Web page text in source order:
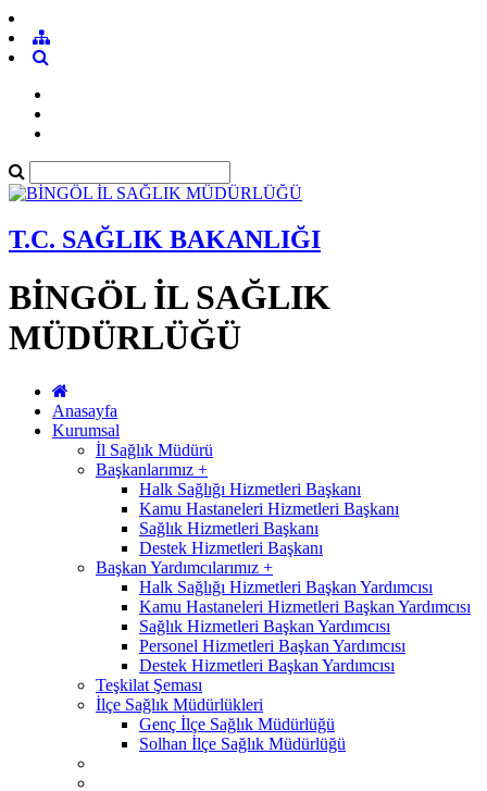
T.C. SAĞLIK BAKANLIĞI
BİNGÖL İL SAĞLIK
MÜDÜRLÜĞÜ
Anasayfa
Kurumsal
İl Sağlık Müdürü
Başkanlarımız +
Halk Sağlığı Hizmetleri Başkanı
Kamu Hastaneleri Hizmetleri Başkanı
Sağlık Hizmetleri Başkanı
Destek Hizmetleri Başkanı
Başkan Yardımcılarımız +
Halk Sağlığı Hizmetleri Başkan Yardımcısı
Kamu Hastaneleri Hizmetleri Başkan Yardımcısı
Sağlık Hizmetleri Başkan Yardımcısı
Personel Hizmetleri Başkan Yardımcısı
Destek Hizmetleri Başkan Yardımcısı
Teşkilat Şeması
İlçe Sağlık Müdürlükleri
Genç İlçe Sağlık Müdürlüğü
Solhan İlçe Sağlık Müdürlüğü